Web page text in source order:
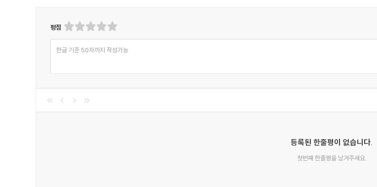
평점
한글 기준 50자까지 작성가능
등록된 한줄평이 없습니다.
첫번째 한줄평을 남겨주세요.